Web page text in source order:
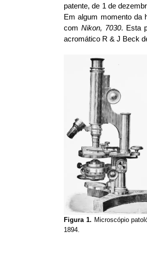
patente, de 1 de
Em algum momento da
comNikon, 7030. Esta
acromático R & J Beck
Figura 1. Microscópio
1894.